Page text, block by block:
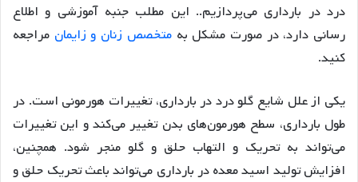
درد در بارداری می‌پردازیم.. این مطلب جنبه آموزشی و اطلاع
رسانی دارد، در صورت مشکل بهمتخصص زنان و زایمان مراجعه
کنید.
یکی از علل شایع گلو درد در بارداری، تغییرات هورمونی است. در
طول بارداری، سطح هورمون‌های بدن تغییر می‌کند و این تغییرات
می‌تواند به تحریک و التهاب حلق و گلو منجر شود. همچنین،
افزایش تولید اسید معده در بارداری می‌تواند باعث تحریک حلق و